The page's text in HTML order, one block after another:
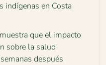
indígenas en Costa
que el impacto
sobre la salud
después